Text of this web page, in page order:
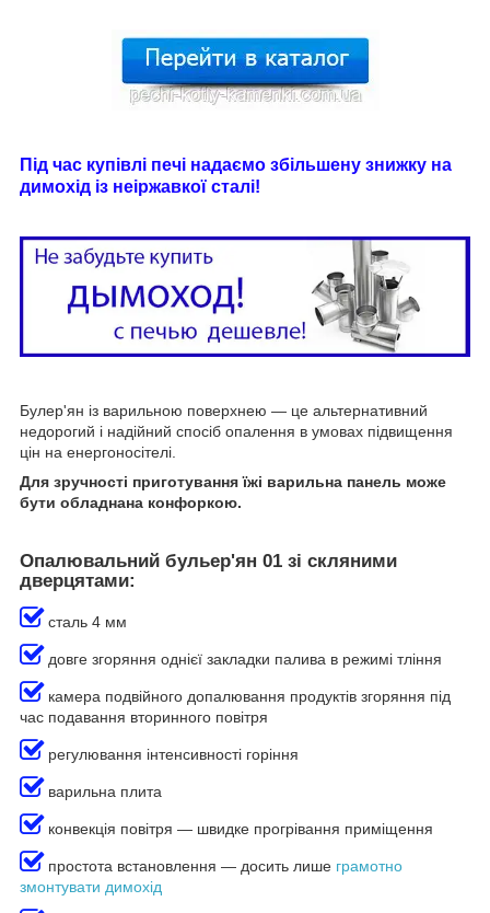
Під час купівлі печі надаємо збільшену знижку на
димохід із неіржавкої сталі!
Булер'ян із варильною поверхнею — це альтернативний
недорогий і надійний спосіб опалення в умовах підвищення
цін на енергоносітелі.
Для зручності приготування їжі варильна панель може
бути обладнана конфоркою.
Опалювальний бульер'ян 01 зі скляними
дверцятами:
сталь 4 мм
довге згоряння однієї закладки палива в режимі тління
камера подвійного допалювання продуктів згоряння під
час подавання вторинного повітря
регулювання інтенсивності горіння
варильна плита
конвекція повітря — швидке прогрівання приміщення
простота встановлення — досить лише грамотно
змонтувати димохід